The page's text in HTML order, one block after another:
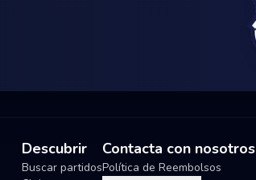
Descubrir
Buscar partidos
Contacta con nosotros
Política de Reembolsos